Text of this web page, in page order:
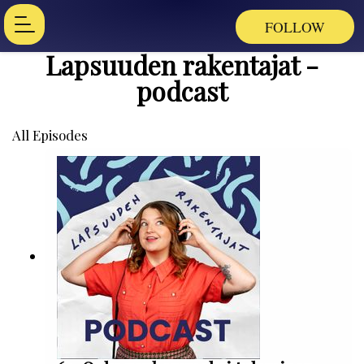
FOLLOW
Lapsuuden rakentajat -
podcast
All Episodes